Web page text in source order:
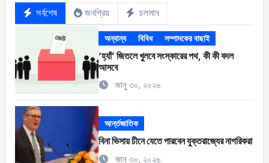
সর্বশেষ জনপ্রিয় চলমান
অন্যান্য বিবিধ সম্পাদকের বাছাই
‘হ্যাঁ’ জিতলে খুলবে সংস্কারের পথ, কী কী বদল
আসবে
জানু ৩০, ২০২৬
আর্ন্তজাতিক
বিনা ভিসায় চীনে যেতে পারবেন যুক্তরাজ্যের নাগরিকরা
জানু ৩০, ২০২৬